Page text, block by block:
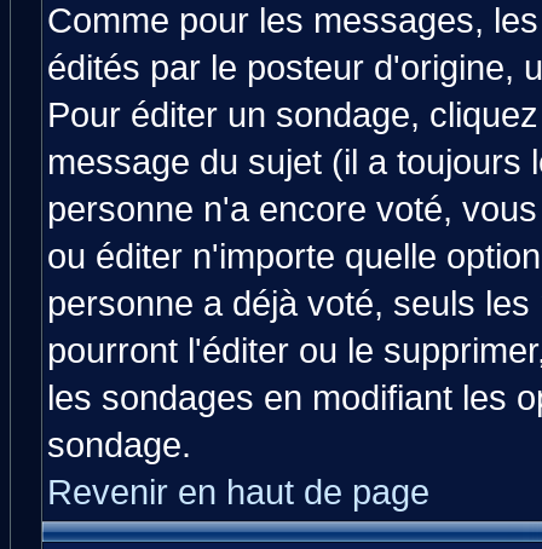
Comme pour les messages,
édités par le posteur d'origine,
Pour éditer un sondage,
message du sujet (il a toujours
personne n'a encore voté,
ou éditer n'importe quelle
personne a déjà voté, seuls
pourront l'éditer ou le
les sondages en modifiant les
sondage.
Revenir en haut de page